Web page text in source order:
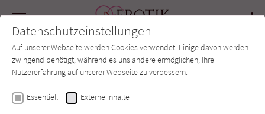
SUCHE Forum Charts Newsletter
Marie Force
Datenschutzeinstellungen
Auf unserer Webseite werden Cookies verwendet. Einige davon werden
zwingend benötigt, während es uns andere ermöglichen, Ihre
Nutzererfahrung auf unserer Webseite zu verbessern.
Essentiell Externe Inhalte